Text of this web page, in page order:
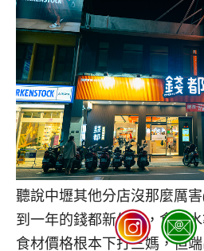
聽說中壢其他分店沒那麼厲
到一年的錢都新生店，食材
食材價格根本下打三媽，但